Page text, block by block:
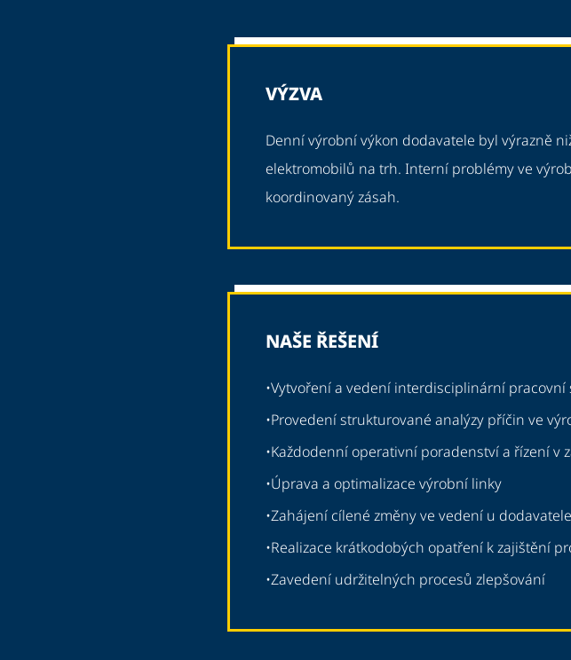
VÝZVA
Denní výrobní výkon dodavatele byl výrazně
elektromobilů na trh. Interní problémy ve
koordinovaný zásah.
NAŠE ŘEŠENÍ
•Vytvoření a vedení interdisciplinární
•Provedení strukturované analýzy příčin ve
•Každodenní operativní poradenství a řízení v
•Úprava a optimalizace výrobní linky
•Zahájení cílené změny ve vedení u dodavatele
•Realizace krátkodobých opatření k zajištění
•Zavedení udržitelných procesů zlepšování